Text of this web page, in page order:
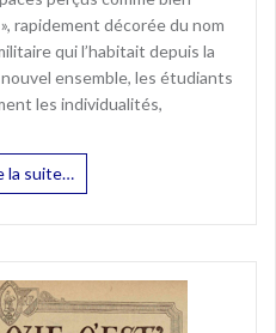
rapidement décorée du nom
qui l’habitait depuis la
ensemble, les étudiants
les individualités,
la suite…